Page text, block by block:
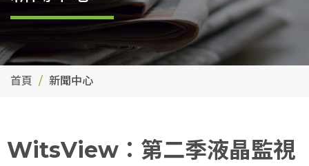
首頁 新聞中心
WitsView：第二季液晶監視